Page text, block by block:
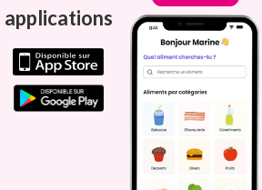
applications